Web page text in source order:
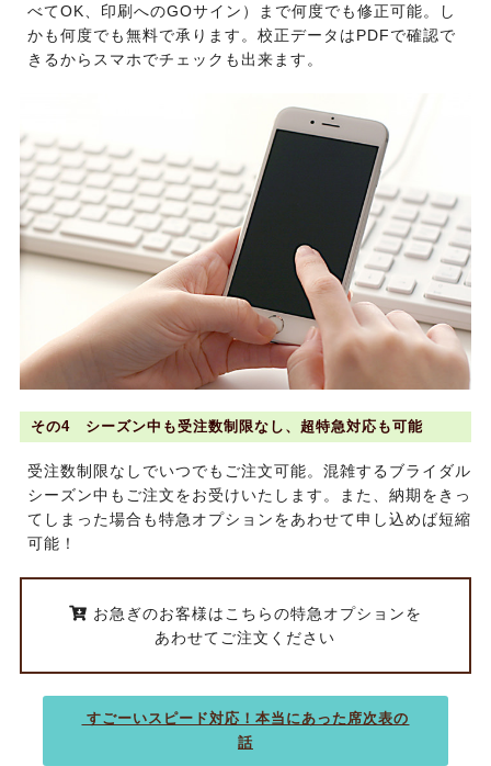
べてOK、印刷へのGOサイン）まで何度でも修正可能。し
かも何度でも無料で承ります。校正データはPDFで確認で
きるからスマホでチェックも出来ます。
その4 シーズン中も受注数制限なし、超特急対応も可能
受注数制限なしでいつでもご注文可能。混雑するブライダル
シーズン中もご注文をお受けいたします。また、納期をきっ
てしまった場合も特急オプションをあわせて申し込めば短縮
可能！
お急ぎのお客様はこちらの特急オプションを
あわせてご注文ください
すごーいスピード対応！本当にあった席次表の
話